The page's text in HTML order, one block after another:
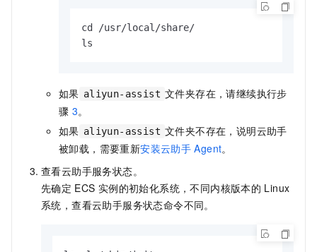
cd /usr/local/share/
ls
如果 aliyun-assist 文件夹存在，请继续执行步
骤 3。
如果 aliyun-assist 文件夹不存在，说明云助手
被卸载，需要重新安装云助手 Agent。
查看云助手服务状态。
先确定 ECS 实例的初始化系统，不同内核版本的 Linux
系统，查看云助手服务状态命令不同。